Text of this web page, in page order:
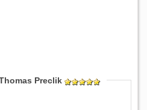
Preclik